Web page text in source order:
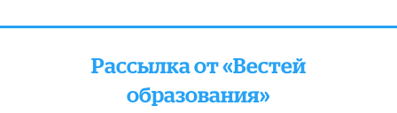
Рассылка от «Вестей
образования»